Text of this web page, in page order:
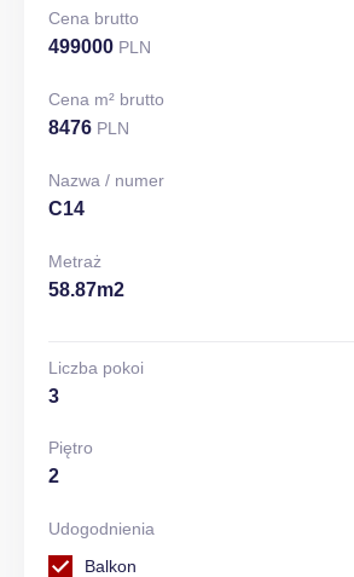
Cena brutto
499000 PLN
Cena m² brutto
8476 PLN
Nazwa / numer
C14
Metraż
58.87m2
Liczba pokoi
3
Piętro
2
Udogodnienia
Balkon